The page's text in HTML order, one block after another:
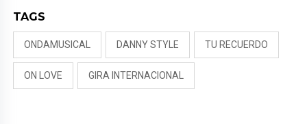
TAGS
ONDAMUSICAL DANNY STYLE TU RECUERDO
ON LOVE GIRA INTERNACIONAL